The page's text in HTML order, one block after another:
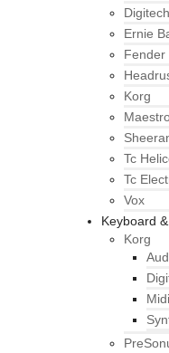
Digitech
Ernie
Fender
Korg
Tc
Tc
Vox
Keyboard
Korg